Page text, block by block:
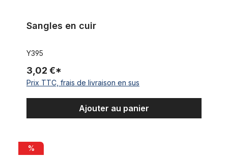
Sangles en cuir
Y395
3,02 €*
Prix TTC, frais de livraison en sus
Ajouter au panier
Pochette de selle pour outils vintage, plastique, blanc, 1970-
%